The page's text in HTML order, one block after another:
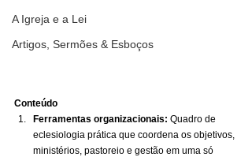
A Igreja e a Lei
Artigos, Sermões & Esboços
Conteúdo
Ferramentas organizacionais: Quadro de
eclesiologia prática que coordena os objetivos,
ministérios, pastoreio e gestão em uma só